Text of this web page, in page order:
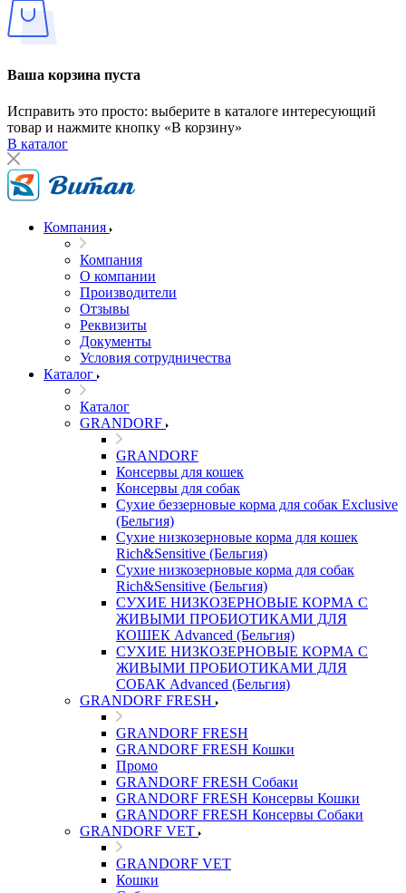
Ваша корзина пуста
Исправить это просто: выберите в каталоге интересующий
товар и нажмите кнопку «В корзину»
В каталог
Компания
Компания
О компании
Производители
Отзывы
Реквизиты
Документы
Условия сотрудничества
Каталог
Каталог
GRANDORF
GRANDORF
Консервы для кошек
Консервы для собак
Сухие беззерновые корма для собак Exclusive
(Бельгия)
Сухие низкозерновые корма для кошек
Rich&Sensitive (Бельгия)
Сухие низкозерновые корма для собак
Rich&Sensitive (Бельгия)
СУХИЕ НИЗКОЗЕРНОВЫЕ КОРМА С
ЖИВЫМИ ПРОБИОТИКАМИ ДЛЯ
КОШЕК Advanced (Бельгия)
СУХИЕ НИЗКОЗЕРНОВЫЕ КОРМА С
ЖИВЫМИ ПРОБИОТИКАМИ ДЛЯ
СОБАК Advanced (Бельгия)
GRANDORF FRESH
GRANDORF FRESH
GRANDORF FRESH Кошки
Промо
GRANDORF FRESH Собаки
GRANDORF FRESH Консервы Кошки
GRANDORF FRESH Консервы Собаки
GRANDORF VET
GRANDORF VET
Кошки